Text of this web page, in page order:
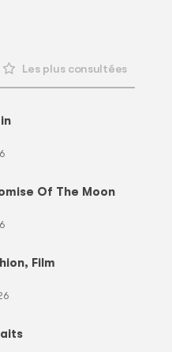
Les plus consultées
Of The Moon
Film